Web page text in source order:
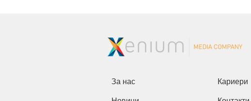
За нас Кариери